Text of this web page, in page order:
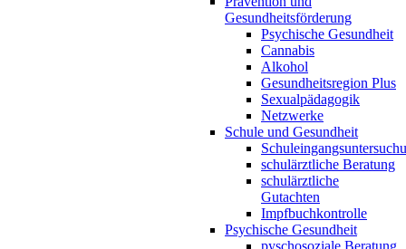
Gesundheitsförderung
Psychische Gesundheit
Cannabis
Alkohol
Gesundheitsregion Plus
Sexualpädagogik
Netzwerke
Schule und Gesundheit
schulärztliche Beratung
schulärztliche
Gutachten
Impfbuchkontrolle
Psychische Gesundheit
pyschosoziale Beratung